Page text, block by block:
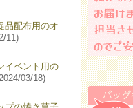
配布用のオ
11)
ベント用の
03/18)